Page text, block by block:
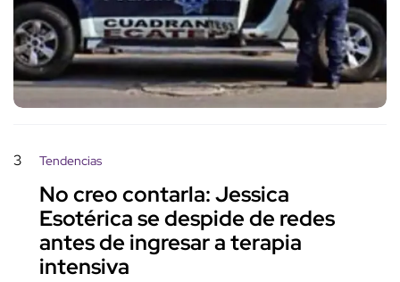
3 Tendencias
No creo contarla: Jessica
Esotérica se despide de redes
antes de ingresar a terapia
intensiva